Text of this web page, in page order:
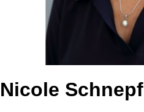
Nicole Schnepf